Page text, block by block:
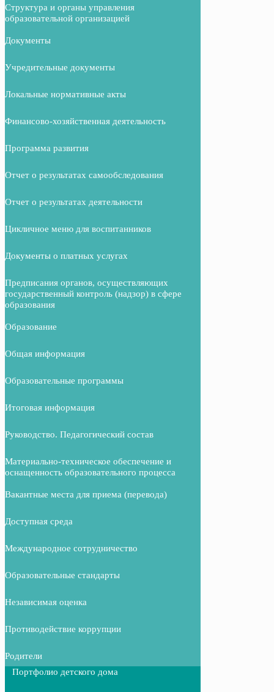
Структура и органы управления
образовательной организацией
Документы
Учредительные документы
Локальные нормативные акты
Финансово-хозяйственная деятельность
Программа развития
Отчет о результатах самообследования
Отчет о результатах деятельности
Цикличное меню для воспитанников
Документы о платных услугах
Предписания органов, осуществляющих
государственный контроль (надзор) в сфере
образования
Образование
Общая информация
Образовательные программы
Итоговая информация
Руководство. Педагогический состав
Материально-техническое обеспечение и
оснащенность образовательного процесса
Вакантные места для приема (перевода)
Доступная среда
Международное сотрудничество
Образовательные стандарты
Независимая оценка
Противодействие коррупции
Родители
Портфолио детского дома